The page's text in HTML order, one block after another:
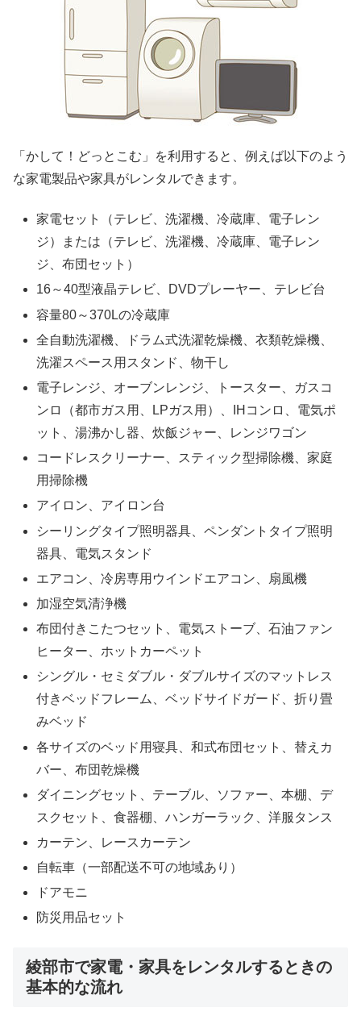
「かして！どっとこむ」を利用すると、例えば以下のよう
な家電製品や家具がレンタルできます。
家電セット（テレビ、洗濯機、冷蔵庫、電子レン
ジ）または（テレビ、洗濯機、冷蔵庫、電子レン
ジ、布団セット）
16～40型液晶テレビ、DVDプレーヤー、テレビ台
容量80～370Lの冷蔵庫
全自動洗濯機、ドラム式洗濯乾燥機、衣類乾燥機、
洗濯スペース用スタンド、物干し
電子レンジ、オーブンレンジ、トースター、ガスコ
ンロ（都市ガス用、LPガス用）、IHコンロ、電気ポ
ット、湯沸かし器、炊飯ジャー、レンジワゴン
コードレスクリーナー、スティック型掃除機、家庭
用掃除機
アイロン、アイロン台
シーリングタイプ照明器具、ペンダントタイプ照明
器具、電気スタンド
エアコン、冷房専用ウインドエアコン、扇風機
加湿空気清浄機
布団付きこたつセット、電気ストーブ、石油ファン
ヒーター、ホットカーペット
シングル・セミダブル・ダブルサイズのマットレス
付きベッドフレーム、ベッドサイドガード、折り畳
みベッド
各サイズのベッド用寝具、和式布団セット、替えカ
バー、布団乾燥機
ダイニングセット、テーブル、ソファー、本棚、デ
スクセット、食器棚、ハンガーラック、洋服タンス
カーテン、レースカーテン
自転車（一部配送不可の地域あり）
ドアモニ
防災用品セット
綾部市で家電・家具をレンタルするときの
基本的な流れ